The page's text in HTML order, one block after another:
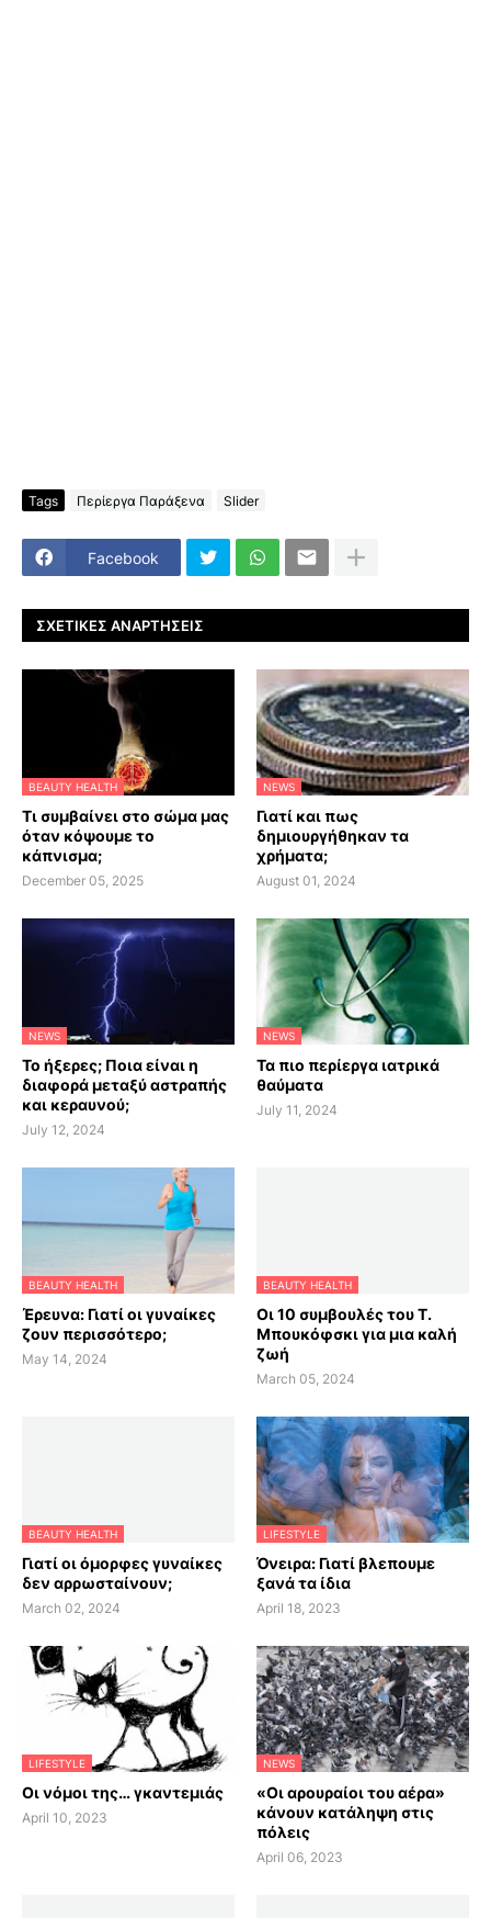
Tags Περίεργα Παράξενα Slider
Facebook
ΣΧΕΤΙΚΈΣ ΑΝΑΡΤΉΣΕΙΣ
BEAUTY HEALTH
Τι συμβαίνει στο σώμα μας
όταν κόψουμε το
κάπνισμα;
December 05, 2025
NEWS
Γιατί και πως
δημιουργήθηκαν τα
χρήματα;
August 01, 2024
NEWS
Το ήξερες; Ποια είναι η
διαφορά μεταξύ αστραπής
και κεραυνού;
July 12, 2024
NEWS
Τα πιο περίεργα ιατρικά
θαύματα
July 11, 2024
BEAUTY HEALTH
Έρευνα: Γιατί οι γυναίκες
ζουν περισσότερο;
May 14, 2024
BEAUTY HEALTH
Οι 10 συμβουλές του Τ.
Μπουκόφσκι για μια καλή
ζωή
March 05, 2024
BEAUTY HEALTH
Γιατί οι όμορφες γυναίκες
δεν αρρωσταίνουν;
March 02, 2024
LIFESTYLE
Όνειρα: Γιατί βλεπουμε
ξανά τα ίδια
April 18, 2023
LIFESTYLE
Οι νόμοι της… γκαντεμιάς
April 10, 2023
NEWS
«Οι αρουραίοι του αέρα»
κάνουν κατάληψη στις
πόλεις
April 06, 2023